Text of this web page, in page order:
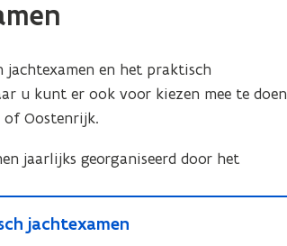
en het praktisch
u kunt er ook voor kiezen mee te doen
of Oostenrijk.
jaarlijks georganiseerd door het
jachtexamen